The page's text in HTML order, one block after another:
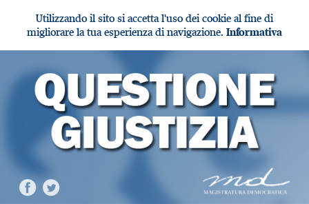
Utilizzando il sito si accetta l'uso dei cookie al fine di
migliorare la tua esperienza di navigazione. Informativa